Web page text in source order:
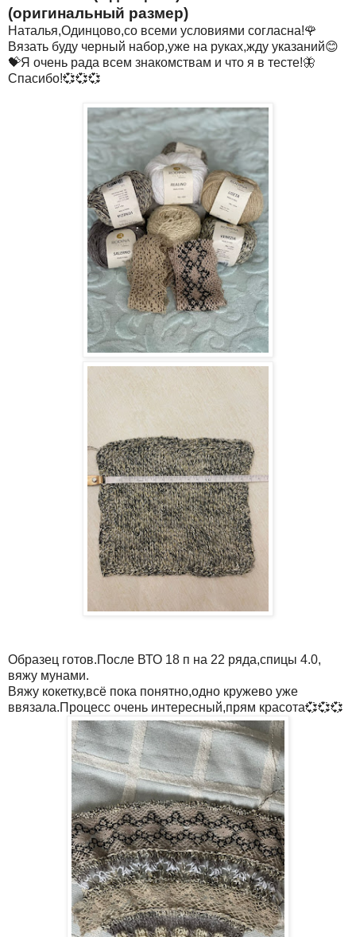
(оригинальный размер)
Наталья,Одинцово,со всеми условиями согласна!🌹
Вязать буду черный набор,уже на руках,жду указаний😊
💝Я очень рада всем знакомствам и что я в тесте!🦋
Спасибо!💞💞💞
Образец готов.После ВТО 18 п на 22 ряда,спицы 4.0,
вяжу мунами.
Вяжу кокетку,всё пока понятно,одно кружево уже
ввязала.Процесс очень интересный,прям красота💞💞💞